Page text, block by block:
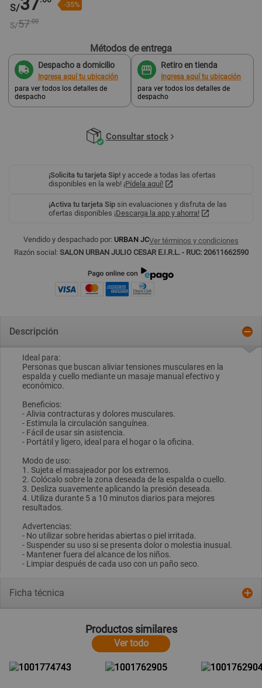
S/ -35%
S/57.00
Métodos de entrega
Despacho a domicilio
Ingresa aquí tu ubicación
para ver todos los detalles de
despacho
Retiro en tienda
Ingresa aquí tu ubicación
para ver todos los detalles de
despacho
Consultar stock
¡Solicita tu tarjeta Sip! y accede a todas las ofertas
disponibles en la web! ¡Pídela aquí!
¡Activa tu tarjeta Sip sin evaluaciones y disfruta de las
ofertas disponibles ¡Descarga la app y ahorra!
Vendido y despachado por: URBAN JCVer términos y condiciones
Razón social: SALON URBAN JULIO CESAR E.I.R.L. - RUC: 20611662590
Descripción
Ideal para:
Personas que buscan aliviar tensiones musculares en la
espalda y cuello mediante un masaje manual efectivo y
económico.
Beneficios:
- Alivia contracturas y dolores musculares.
- Estimula la circulación sanguínea.
- Fácil de usar sin asistencia.
- Portátil y ligero, ideal para el hogar o la oficina.
Modo de uso:
1. Sujeta el masajeador por los extremos.
2. Colócalo sobre la zona deseada de la espalda o cuello.
3. Desliza suavemente aplicando la presión deseada.
4. Utiliza durante 5 a 10 minutos diarios para mejores
resultados.
Advertencias:
- No utilizar sobre heridas abiertas o piel irritada.
- Suspender su uso si se presenta dolor o molestia inusual.
- Mantener fuera del alcance de los niños.
- Limpiar después de cada uso con un paño seco.
Ficha técnica
Productos similares
Ver todo